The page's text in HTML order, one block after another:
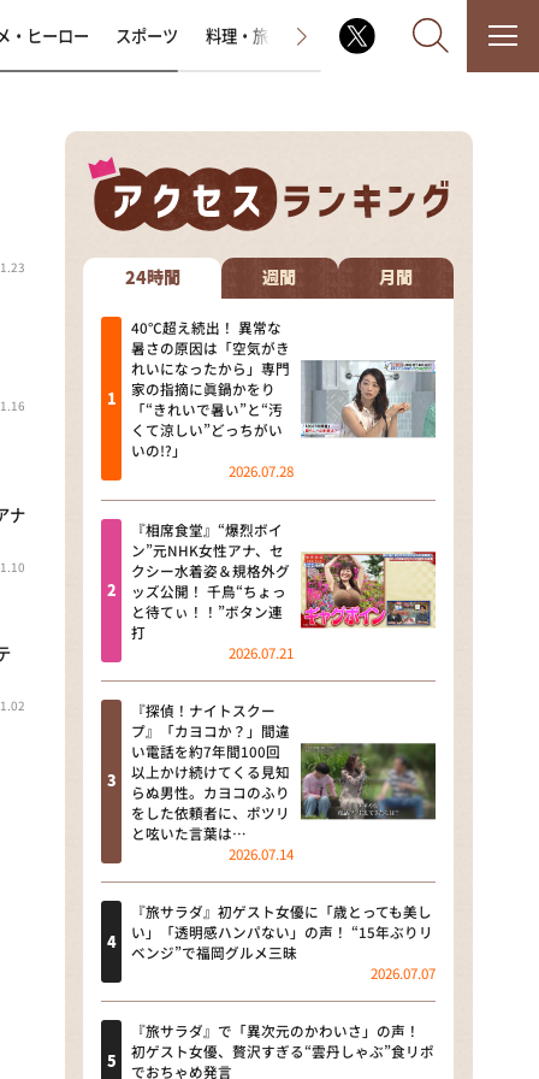
なるみ・岡村の過ぎるTV
相席食堂
これ余談なんですけど・・・
～人生密着トークバラエティ！
～ やすとものいたって真剣です
探偵！ナイトスクープ
news おかえり
河合＆A.B.C-Z塚田×福井アナ
「なんでやねん！？」（news お
かえり）
DAIGOも台所 ～きょうの献立 何
にする？～
本日はダイアンなり！シーズン２
朝だ！生です旅サラダ
教えて！ニュースライブ 正義の
ミカタ
ＬＩＦＥ～夢のカタチ～
新婚さんいらっしゃい！
ザキ山小屋本館
・ヒーロー スポーツ 料理・旅 ラジオ番組 その他
ナ
24時間 週間 月間
40℃超え続出！ 異常な
暑さの原因は「空気がき
れいになったから」専門
家の指摘に眞鍋かをり
「“きれいで暑い”と“汚
くて涼しい”どっちがい
いの!?」
2026.07.28
『相席食堂』“爆烈ボイ
ン”元NHK女性アナ、セ
クシー水着姿＆規格外グ
ッズ公開！ 千鳥“ちょっ
と待てぃ！！”ボタン連
打
2026.07.21
『探偵！ナイトスクー
プ』「カヨコか？」間違
い電話を約7年間100回
以上かけ続けてくる見知
らぬ男性。カヨコのふり
をした依頼者に、ポツリ
と呟いた言葉は…
2026.07.14
『旅サラダ』初ゲスト女優に「歳とっても美し
い」「透明感ハンパない」の声！ “15年ぶりリ
ベンジ”で福岡グルメ三昧
2026.07.07
『旅サラダ』で「異次元のかわいさ」の声！
初ゲスト女優、贅沢すぎる“雲丹しゃぶ”食リポ
でおちゃめ発言